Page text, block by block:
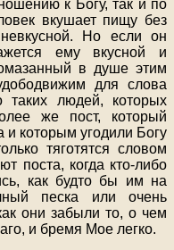
к Богу, так и по
вкушает пищу без
Но если он
ему вкусной и
в душе этим
для слова
людей, которых
же пост, который
и которым угодили Богу
тяготятся словом
поста, когда кто-либо
как будто бы им на
песка или очень
они забыли то, о чем
и бремя Мое легко.